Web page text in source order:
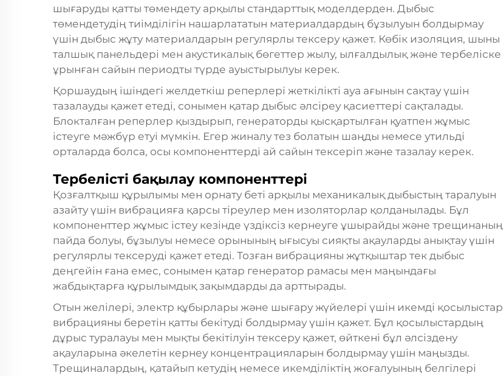
шығаруды қатты төмендету арқылы стандарттық моделдерден. Дыбыс
төмендетудің тиімділігін нашарлататын материалдардың бұзылуын болдырмау
үшін дыбыс жұту материалдарын регулярлы тексеру қажет. Көбік изоляция, шыны
талшық панельдері мен акустикалық бөгеттер жылу, ылғалдылық және тербеліске
ұрынған сайын периодты түрде ауыстырылуы керек.
Қоршаудың ішіндегі желдеткіш реперлері жеткілікті ауа ағынын сақтау үшін
тазалауды қажет етеді, сонымен қатар дыбыс әлсіреу қасиеттері сақталады.
Блокталған реперлер қыздырып, генераторды қысқартылған қуатпен жұмыс
істеуге мәжбүр етуі мүмкін. Егер жиналу тез болатын шаңды немесе утильді
орталарда болса, осы компоненттерді ай сайын тексеріп және тазалау керек.
Тербелісті бақылау компоненттері
Қозғалтқыш құрылымы мен орнату беті арқылы механикалық дыбыстың таралуын
азайту үшін вибрацияға қарсы тіреулер мен изоляторлар қолданылады. Бұл
компоненттер жұмыс істеу кезінде үздіксіз кернеуге ұшырайды және трещинаның
пайда болуы, бұзылуы немесе орынының ығысуы сияқты ақауларды анықтау үшін
регулярлы тексеруді қажет етеді. Тозған вибрацияны жұтқыштар тек дыбыс
деңгейін ғана емес, сонымен қатар генератор рамасы мен маңындағы
жабдықтарға құрылымдық зақымдарды да арттырады.
Отын желілері, электр құбырлары және шығару жүйелері үшін икемді қосылыстар
вибрацияны беретін қатты бекітуді болдырмау үшін қажет. Бұл қосылыстардың
дұрыс туралауы мен мықты бекітілуін тексеру қажет, өйткені бұл әлсіздену
ақауларына әкелетін кернеу концентрацияларын болдырмау үшін маңызды.
Трещиналардың, қатайып кетудің немесе икемділіктің жоғалуының белгілері